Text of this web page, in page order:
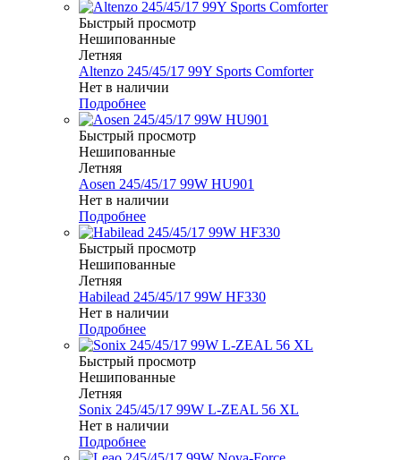
Быстрый просмотр
Нешипованные
Летняя
Altenzo 245/45/17 99Y Sports Comforter
Нет в наличии
Подробнее
Быстрый просмотр
Нешипованные
Летняя
Aosen 245/45/17 99W HU901
Нет в наличии
Подробнее
Быстрый просмотр
Нешипованные
Летняя
Habilead 245/45/17 99W HF330
Нет в наличии
Подробнее
Быстрый просмотр
Нешипованные
Летняя
Sonix 245/45/17 99W L-ZEAL 56 XL
Нет в наличии
Подробнее